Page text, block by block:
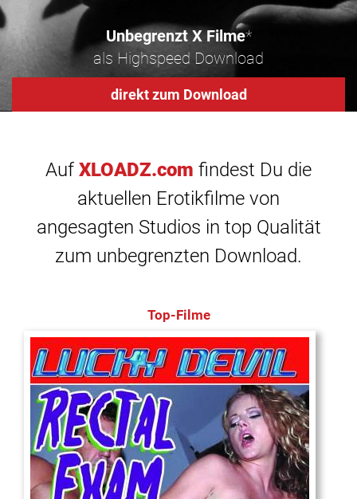
Unbegrenzt X Filme*
als Highspeed Download
direkt zum Download
Auf XLOADZ.com findest Du die
aktuellen Erotikfilme von
angesagten Studios in top Qualität
zum unbegrenzten Download.
Top-Filme